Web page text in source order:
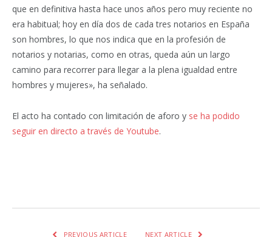
que en definitiva hasta hace unos años pero muy reciente no
era habitual; hoy en día dos de cada tres notarios en España
son hombres, lo que nos indica que en la profesión de
notarios y notarias, como en otras, queda aún un largo
camino para recorrer para llegar a la plena igualdad entre
hombres y mujeres», ha señalado.
El acto ha contado con limitación de aforo y se ha podido
seguir en directo a través de Youtube.
PREVIOUS ARTICLE NEXT ARTICLE